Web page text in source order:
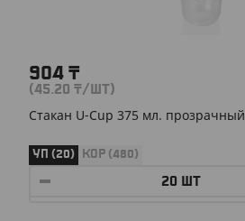
904 ₸
(45.20 ₸/ШТ)
Стакан U-Cup 375 мл. прозрачный
УП (20) КОР (480)